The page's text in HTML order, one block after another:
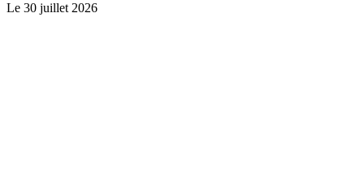
Le 30 juillet 2026